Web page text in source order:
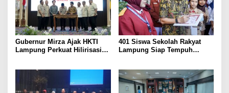
Gubernur Mirza Ajak HKTI
Lampung Perkuat Hilirisasi
401 Siswa Sekolah Rakyat
Lampung Siap Tempuh
Emas